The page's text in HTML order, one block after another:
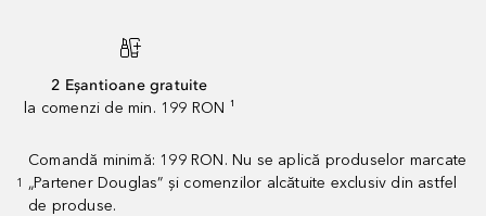
2 Eșantioane gratuite
la comenzi de min. 199 RON ¹
1
Comandă minimă: 199 RON. Nu se aplică produselor marcate
„Partener Douglas” și comenzilor alcătuite exclusiv din astfel
de produse.